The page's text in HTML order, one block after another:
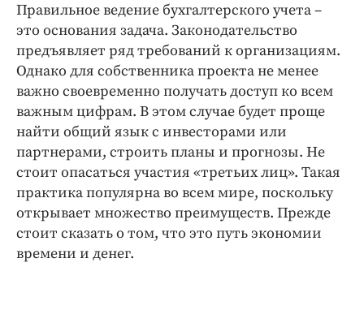
Правильное ведение бухгалтерского учета –
это основания задача. Законодательство
предъявляет ряд требований к организациям.
Однако для собственника проекта не менее
важно своевременно получать доступ ко всем
важным цифрам. В этом случае будет проще
найти общий язык с инвесторами или
партнерами, строить планы и прогнозы. Не
стоит опасаться участия «третьих лиц». Такая
практика популярна во всем мире, поскольку
открывает множество преимуществ. Прежде
стоит сказать о том, что это путь экономии
времени и денег.